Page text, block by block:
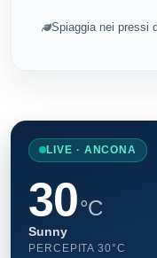
Spiaggia nei pressi
LIVE · ANCONA
30°C
Sunny
PERCEPITA 30°C